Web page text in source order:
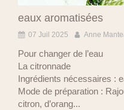
eaux aromatisées
07 Juil 2025 Anne
Pour changer de l’eau
La citronnade
Ingrédients nécessaires :
Mode de préparation :
citron, d’orang...